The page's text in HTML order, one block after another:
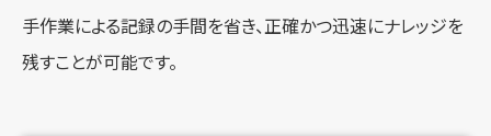
手作業による記録の手間を省き、正確かつ迅速にナレッジを
残すことが可能です。